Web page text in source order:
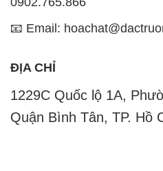
1229C Quốc lộ 1A,
Quận Bình Tân, TP. Hồ
CÔNG TY XNK TM SX
PHÁT